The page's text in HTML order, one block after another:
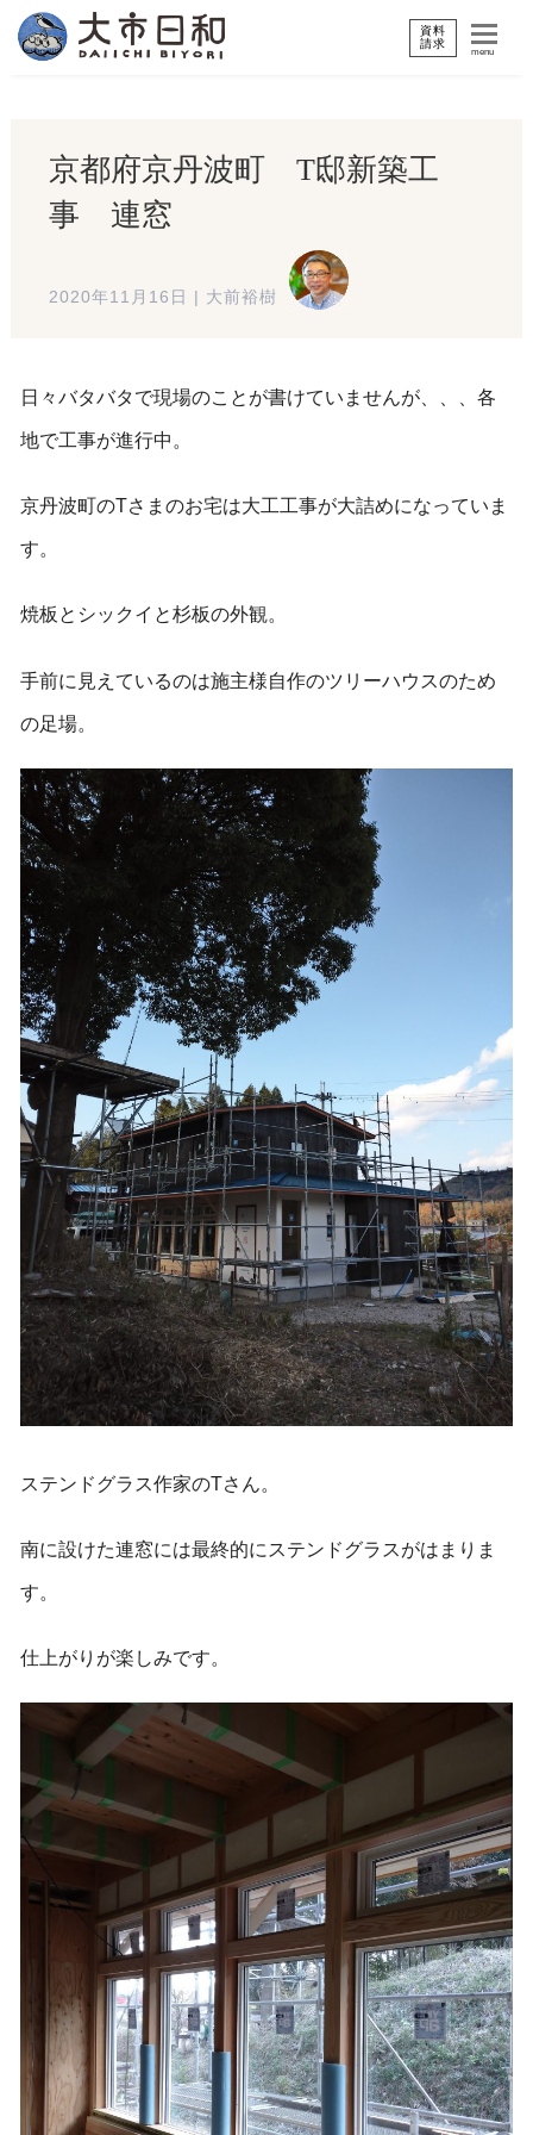
資料
請求
menu
京都府京丹波町 T邸新築工
事 連窓
2020年11月16日 大前裕樹
日々バタバタで現場のことが書けていませんが、、、各
地で工事が進行中。
京丹波町のTさまのお宅は大工工事が大詰めになっていま
す。
焼板とシックイと杉板の外観。
手前に見えているのは施主様自作のツリーハウスのため
の足場。
ステンドグラス作家のTさん。
南に設けた連窓には最終的にステンドグラスがはまりま
す。
仕上がりが楽しみです。